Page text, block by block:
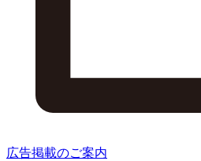
広告掲載のご案内